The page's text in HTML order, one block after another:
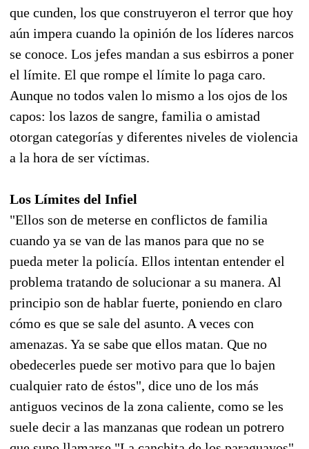
que cunden, los que construyeron el terror que hoy
aún impera cuando la opinión de los líderes narcos
se conoce. Los jefes mandan a sus esbirros a poner
el límite. El que rompe el límite lo paga caro.
Aunque no todos valen lo mismo a los ojos de los
capos: los lazos de sangre, familia o amistad
otorgan categorías y diferentes niveles de violencia
a la hora de ser víctimas.
Los Límites del Infiel
"Ellos son de meterse en conflictos de familia
cuando ya se van de las manos para que no se
pueda meter la policía. Ellos intentan entender el
problema tratando de solucionar a su manera. Al
principio son de hablar fuerte, poniendo en claro
cómo es que se sale del asunto. A veces con
amenazas. Ya se sabe que ellos matan. Que no
obedecerles puede ser motivo para que lo bajen
cualquier rato de éstos", dice uno de los más
antiguos vecinos de la zona caliente, como se les
suele decir a las manzanas que rodean un potrero